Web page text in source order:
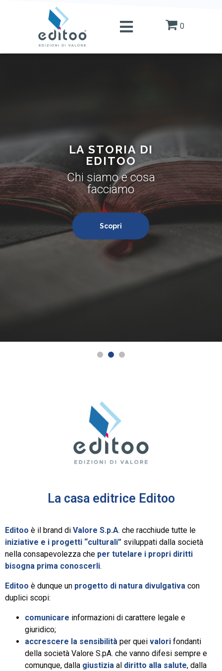
0
LA STORIA DI
EDITOO
Chi siamo e cosa
facciamo
Scopri
La casa editrice Editoo
Editoo è il brand di Valore S.p.A. che racchiude tutte le
iniziative e i progetti “culturali” sviluppati dalla società
nella consapevolezza che per tutelare i propri diritti
bisogna prima conoscerli.
Editoo è dunque un progetto di natura divulgativa con
duplici scopi:
comunicare informazioni di carattere legale e
giuridico;
accrescere la sensibilità per quei valori fondanti
della società Valore S.pA. che vanno difesi sempre e
comunque, dalla giustizia al diritto alla salute, dalla